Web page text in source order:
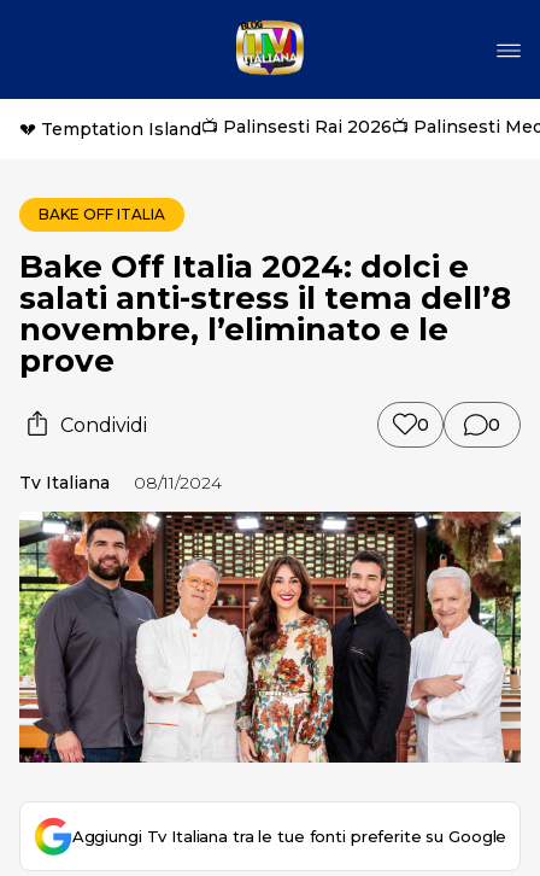
💔 Temptation Island📺 Palinsesti Rai 2026📺 Palinsesti
BAKE OFF ITALIA
Bake Off Italia 2024: dolci e
salati anti-stress il tema dell’8
novembre, l’eliminato e le
prove
Condividi 0 0
Tv Italiana 08/11/2024
Aggiungi Tv Italiana tra le tue fonti preferite su Google